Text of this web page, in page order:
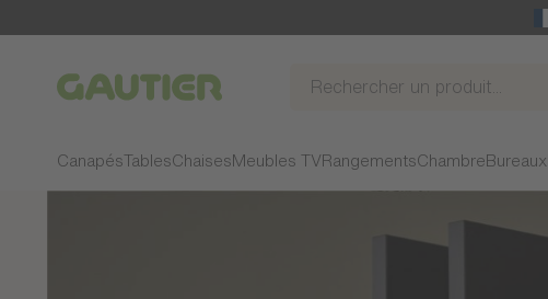
Gautier
CanapésTablesChaises Meubles TV RangementsChambre Bureaux